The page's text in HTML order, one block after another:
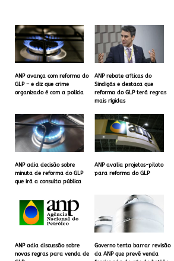
ANP avança com reforma do
GLP – e diz que crime
organizado é com a polícia
ANP rebate críticas do
Sindigás e destaca que
reforma do GLP terá regras
mais rígidas
ANP adia decisão sobre
minuta de reforma do GLP
que irá a consulta pública
ANP avalia projetos-piloto
para reforma do GLP
ANP adia discussão sobre
novas regras para venda de
Governo tenta barrar revisão
da ANP que prevê venda